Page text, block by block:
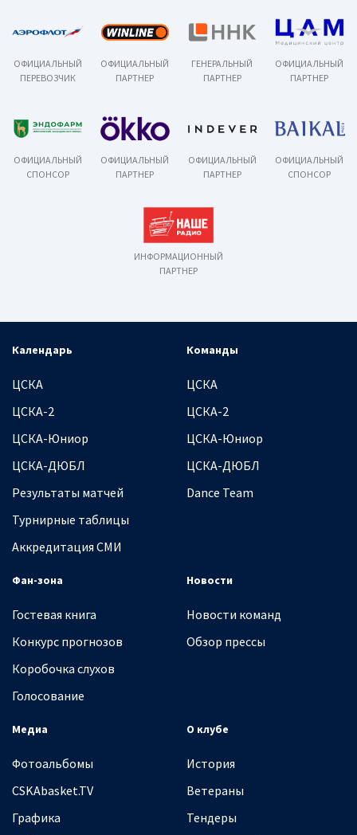
ОФИЦИАЛЬНЫЙ
ПЕРЕВОЗЧИК
ОФИЦИАЛЬНЫЙ
ПАРТНЕР
ГЕНЕРАЛЬНЫЙ
ПАРТНЕР
ОФИЦИАЛЬНЫЙ
ПАРТНЕР
ОФИЦИАЛЬНЫЙ
СПОНСОР
ОФИЦИАЛЬНЫЙ
ПАРТНЕР
ОФИЦИАЛЬНЫЙ
ПАРТНЕР
ОФИЦИАЛЬНЫЙ
СПОНСОР
ИНФОРМАЦИОННЫЙ
ПАРТНЕР
Календарь
ЦСКА
ЦСКА-2
ЦСКА-Юниор
ЦСКА-ДЮБЛ
Результаты матчей
Турнирные таблицы
Аккредитация СМИ
Команды
ЦСКА
ЦСКА-2
ЦСКА-Юниор
ЦСКА-ДЮБЛ
Dance Team
Фан-зона
Гостевая книга
Конкурс прогнозов
Коробочка слухов
Голосование
Новости
Новости команд
Обзор прессы
Медиа
Фотоальбомы
CSKAbasket.TV
Графика
О клубе
История
Ветераны
Тендеры